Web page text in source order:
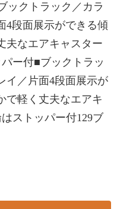
ックトラック／カラ
4段面展示ができる傾
夫なエアキャスター
パー付■ブックトラッ
イ／片面4段面展示が
で軽く丈夫なエアキ
ストッパー付129ブ